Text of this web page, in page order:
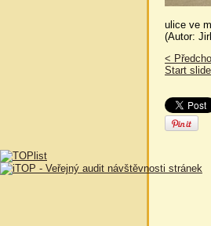
ulice ve
(Autor:
<
Start